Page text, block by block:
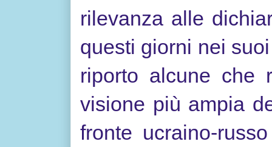
rilevanza alle
questi giorni nei
riporto alcune che
visione più ampia
fronte ucraino-